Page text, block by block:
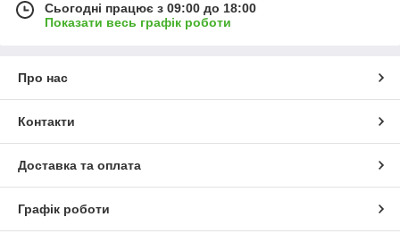
Сьогодні працює з 09:00 до 18:00
Показати весь графік роботи
Про нас
Контакти
Доставка та оплата
Графік роботи